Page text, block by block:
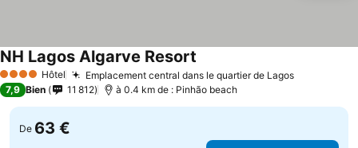
4 Étoiles Hôtel Emplacement central dans le quartier de LagosConsulter
NH Lagos Algarve Resort
7,9 Bien 11 812 à 0.4 km de : Pinhão beach
De 63 €